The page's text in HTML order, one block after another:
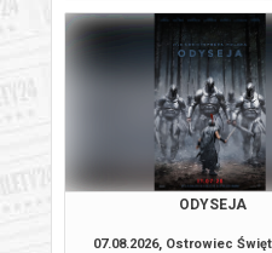
ODYSEJA
07.08.2026, Ostrowiec